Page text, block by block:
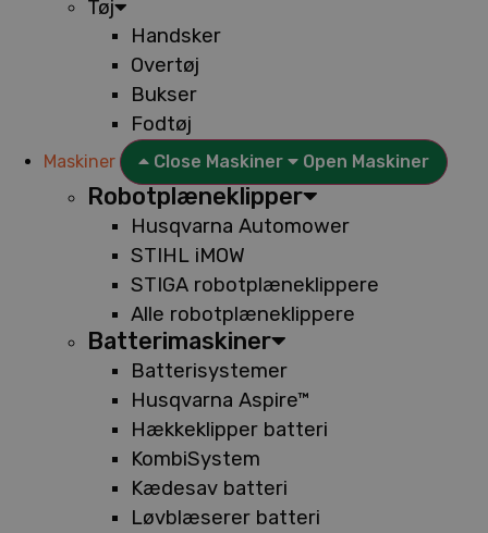
Tøj
Handsker
Overtøj
Bukser
Fodtøj
Maskiner Close Maskiner Open Maskiner
Robotplæneklipper
Husqvarna Automower
STIHL iMOW
STIGA robotplæneklippere
Alle robotplæneklippere
Batterimaskiner
Batterisystemer
Husqvarna Aspire™
Hækkeklipper batteri
KombiSystem
Kædesav batteri
Løvblæserer batteri